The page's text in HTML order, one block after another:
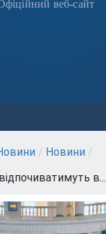
веб-сайт
/ Новини /
в...